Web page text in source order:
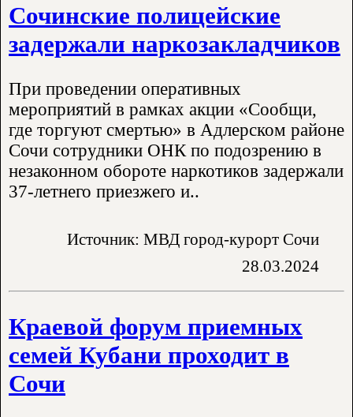
Сочинские полицейские
задержали наркозакладчиков
При проведении оперативных
мероприятий в рамках акции «Сообщи,
где торгуют смертью» в Адлерском районе
Сочи сотрудники ОНК по подозрению в
незаконном обороте наркотиков задержали
37-летнего приезжего и..
Источник: МВД город-курорт Сочи
28.03.2024
Краевой форум приемных
семей Кубани проходит в
Сочи